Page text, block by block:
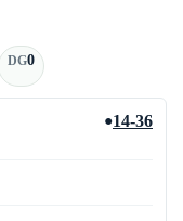
DG0
●14-36